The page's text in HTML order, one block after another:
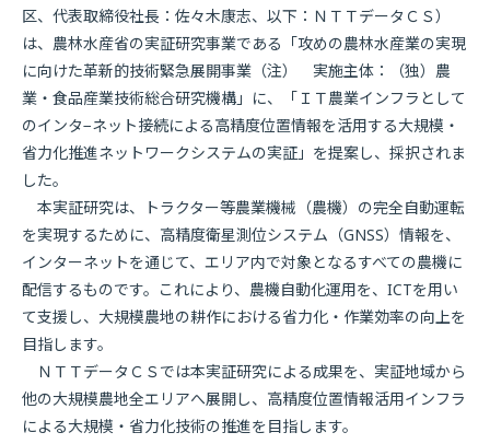
区、代表取締役社長：佐々木康志、以下：ＮＴＴデータＣＳ）
は、農林水産省の実証研究事業である「攻めの農林水産業の実現
に向けた革新的技術緊急展開事業（注） 実施主体：（独）農
業・食品産業技術総合研究機構」に、「ＩＴ農業インフラとして
のインタ−ネット接続による高精度位置情報を活用する大規模・
省力化推進ネットワークシステムの実証」を提案し、採択されま
した。
本実証研究は、トラクター等農業機械（農機）の完全自動運転
を実現するために、高精度衛星測位システム（GNSS）情報を、
インターネットを通じて、エリア内で対象となるすべての農機に
配信するものです。これにより、農機自動化運用を、ICTを用い
て支援し、大規模農地の耕作における省力化・作業効率の向上を
目指します。
ＮＴＴデータＣＳでは本実証研究による成果を、実証地域から
他の大規模農地全エリアへ展開し、高精度位置情報活用インフラ
による大規模・省力化技術の推進を目指します。